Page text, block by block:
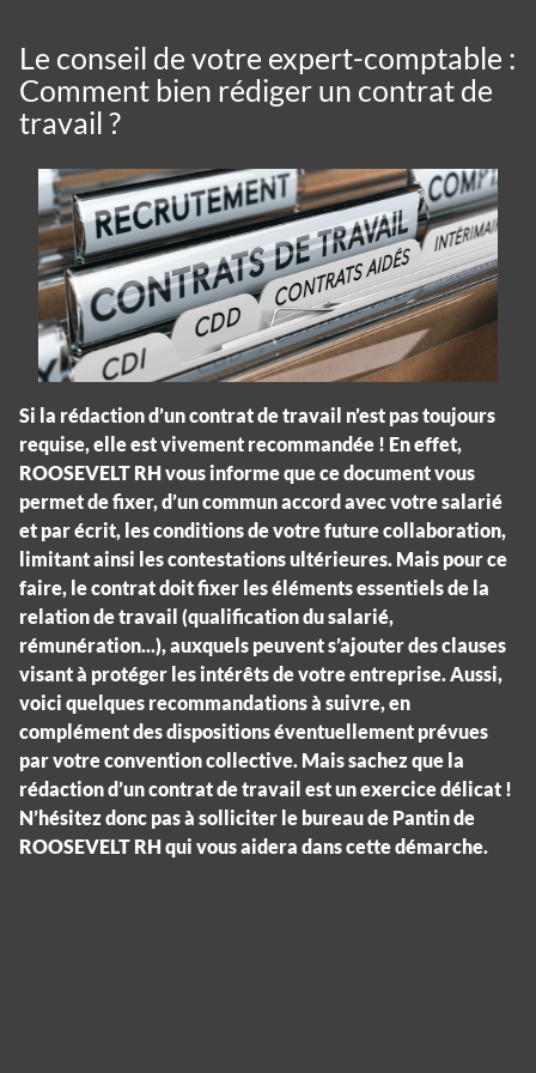
Le conseil de votre expert-comptable :
Comment bien rédiger un contrat de
travail ?
Si la rédaction d’un contrat de travail n’est pas toujours
requise, elle est vivement recommandée ! En effet,
ROOSEVELT RH vous informe que ce document vous
permet de fixer, d’un commun accord avec votre salarié
et par écrit, les conditions de votre future collaboration,
limitant ainsi les contestations ultérieures. Mais pour ce
faire, le contrat doit fixer les éléments essentiels de la
relation de travail (qualification du salarié,
rémunération...), auxquels peuvent s’ajouter des clauses
visant à protéger les intérêts de votre entreprise. Aussi,
voici quelques recommandations à suivre, en
complément des dispositions éventuellement prévues
par votre convention collective. Mais sachez que la
rédaction d’un contrat de travail est un exercice délicat !
N’hésitez donc pas à solliciter le bureau de Pantin de
ROOSEVELT RH qui vous aidera dans cette démarche.